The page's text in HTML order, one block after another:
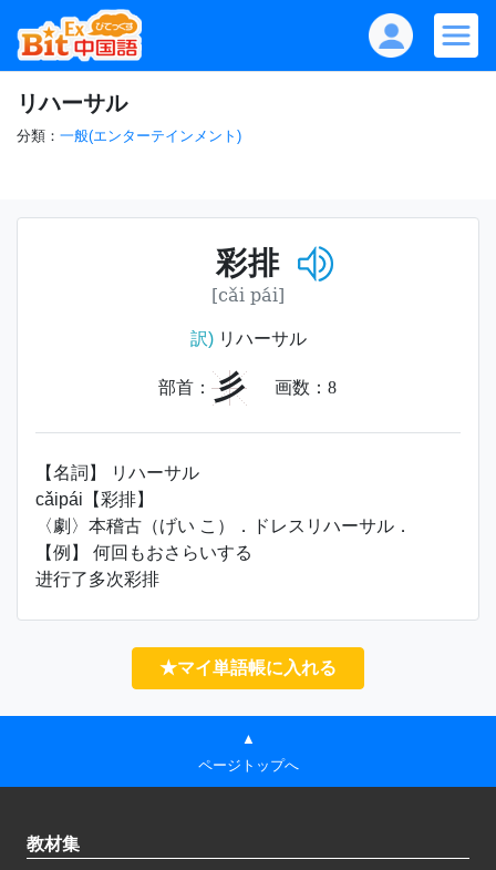
リハーサル
分類： 一般(エンターテインメント)
彩排
[cǎi pái]
訳)リハーサル
部首： 彡 画数： 8
【名詞】 リハーサル
cǎipái【彩排】
〈劇〉本稽古（げい こ）．ドレスリハーサル．
【例】 何回もおさらいする
进行了多次彩排
★マイ単語帳に入れる
▲
ページトップへ
教材集